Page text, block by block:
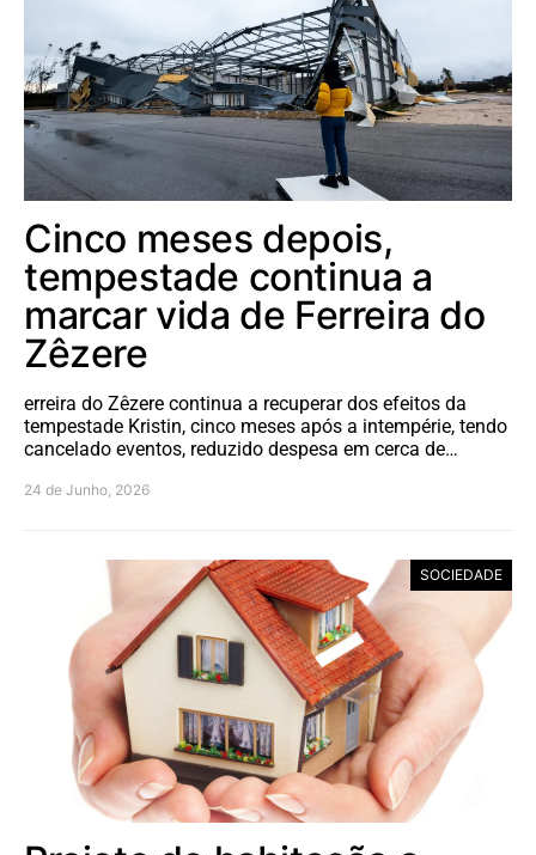
Cinco meses depois,
tempestade continua a
marcar vida de Ferreira do
Zêzere
erreira do Zêzere continua a recuperar dos efeitos da
tempestade Kristin, cinco meses após a intempérie, tendo
cancelado eventos, reduzido despesa em cerca de…
24 de Junho, 2026
SOCIEDADE